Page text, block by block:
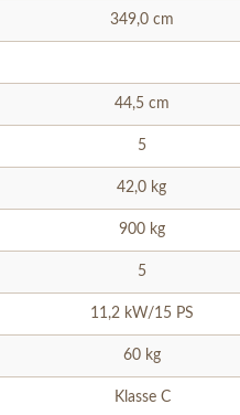
349,0 cm
44,5 cm
5
42,0 kg
900 kg
5
11,2 kW/15 PS
60 kg
Klasse C